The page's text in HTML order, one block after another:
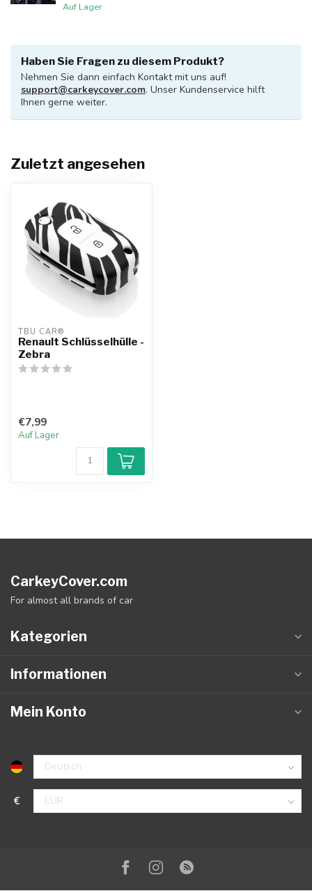
Auf Lager
Haben Sie Fragen zu diesem Produkt?
Nehmen Sie dann einfach Kontakt mit uns auf!
support@carkeycover.com. Unser Kundenservice hilft
Ihnen gerne weiter.
Zuletzt angesehen
TBU CAR®
Renault Schlüsselhülle -
Zebra
€7,99
Auf Lager
CarkeyCover.com
For almost all brands of car
Kategorien
Informationen
Mein Konto
€